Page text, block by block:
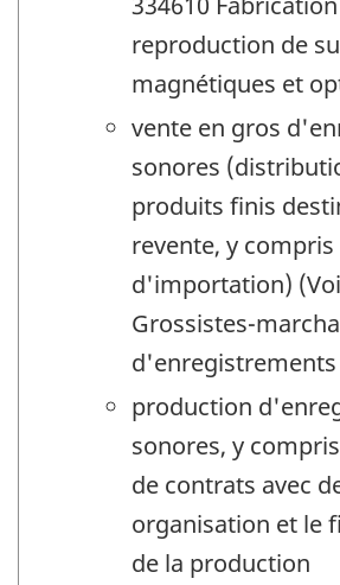
reproduction de
magnétiques et
vente en gros
sonores
produits finis
revente, y
d'importation)
Grossistes-
production
sonores, y
de contrats avec
organisation et le
de la production